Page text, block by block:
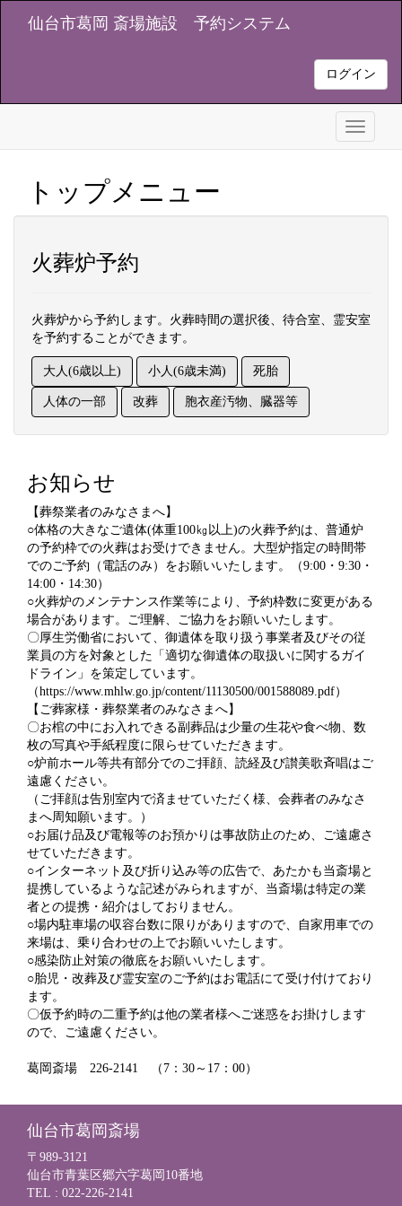
仙台市葛岡 斎場施設 予約システム
ログイン
Toggle
トップメニュー
火葬炉予約
火葬炉から予約します。火葬時間の選択後、待合室、霊安室
を予約することができます。
大人(6歳以上) 小人(6歳未満) 死胎
人体の一部 改葬 胞衣産汚物、臓器等
お知らせ
【葬祭業者のみなさまへ】
○体格の大きなご遺体(体重100㎏以上)の火葬予約は、普通炉
の予約枠での火葬はお受けできません。大型炉指定の時間帯
でのご予約（電話のみ）をお願いいたします。（9:00・9:30・
14:00・14:30）
○火葬炉のメンテナンス作業等により、予約枠数に変更がある
場合があります。ご理解、ご協力をお願いいたします。
〇厚生労働省において、御遺体を取り扱う事業者及びその従
業員の方を対象とした「適切な御遺体の取扱いに関するガイ
ドライン」を策定しています。
（https://www.mhlw.go.jp/content/11130500/001588089.pdf）
【ご葬家様・葬祭業者のみなさまへ】
〇お棺の中にお入れできる副葬品は少量の生花や食べ物、数
枚の写真や手紙程度に限らせていただきます。
○炉前ホール等共有部分でのご拝顔、読経及び讃美歌斉唱はご
遠慮ください。
（ご拝顔は告別室内で済ませていただく様、会葬者のみなさ
まへ周知願います。）
○お届け品及び電報等のお預かりは事故防止のため、ご遠慮さ
せていただきます。
○インターネット及び折り込み等の広告で、あたかも当斎場と
提携しているような記述がみられますが、当斎場は特定の業
者との提携・紹介はしておりません。
○場内駐車場の収容台数に限りがありますので、自家用車での
来場は、乗り合わせの上でお願いいたします。
○感染防止対策の徹底をお願いいたします。
○胎児・改葬及び霊安室のご予約はお電話にて受け付けており
ます。
〇仮予約時の二重予約は他の業者様へご迷惑をお掛けします
ので、ご遠慮ください。
葛岡斎場 226-2141 （7：30～17：00）
仙台市葛岡斎場
〒989-3121
仙台市青葉区郷六字葛岡10番地
TEL : 022-226-2141